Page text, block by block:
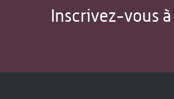
Inscrivez-vous